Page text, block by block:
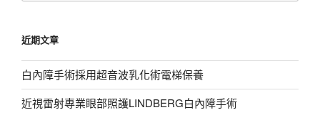
字:
近期文章
白內障手術採用超音波乳化術電梯保養
近視雷射專業眼部照護LINDBERG白內障手術